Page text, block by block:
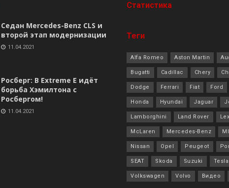
Седан Mercedes-Benz CLS и
второй этап модернизации
11.04.2021
Росберг: В Extreme E идёт
борьба Хэмилтона с
Росбергом!
11.04.2021
Cтатистика
Теги
Alfa Romeo Aston Martin
Bugatti Cadillac Chery
Dodge Ferrari Fiat Ford
Honda Hyundai Jaguar
Lamborghini Land Rover
McLaren Mercedes-Benz
Nissan Opel Peugeot
SEAT Skoda Suzuki Tesla
Volkswagen Volvo Видео